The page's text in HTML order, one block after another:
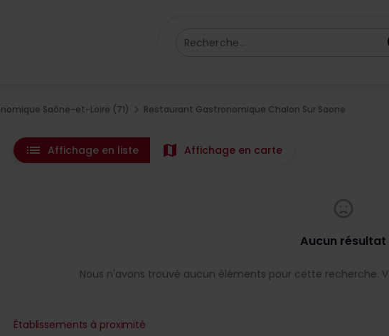
Recherche...
Saône-et-Loire (71) Restaurant Gastronomique Chalon Sur Saone
list Affichage en liste map Affichage en carte
Aucun résultat
Nous n'avons trouvé aucun éléments pour cette recherche.
Établissements à proximité